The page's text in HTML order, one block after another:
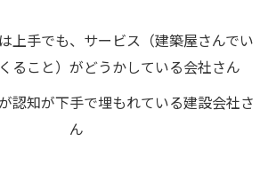
上手でも、サービス（建築屋さんでい
ること）がどうかしている会社さん
認知が下手で埋もれている建設会社さ
ん